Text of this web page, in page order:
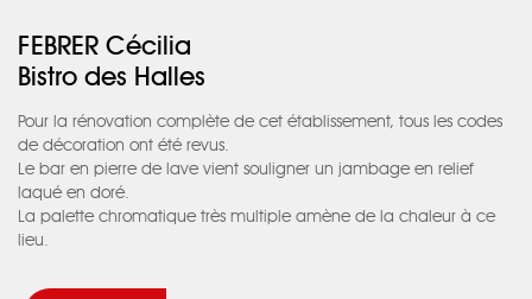
FEBRER Cécilia
Bistro des Halles
Pour la rénovation complète de cet établissement, tous les codes
de décoration ont été revus.
Le bar en pierre de lave vient souligner un jambage en relief
laqué en doré.
La palette chromatique très multiple amène de la chaleur à ce
lieu.
créés du relief et rythment la première salle.